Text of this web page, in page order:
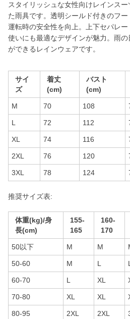
スタイリッシュな女性向けレインス
た雨具です。透明シールド付きのフ
運転時の安全性を向上。上下セパレ
使いにも最適なデザインが魅力。雨
ができるレインウェアです。
サイ
ズ
着丈
(cm)
バスト
(cm)
M 70 108
L 72 112
XL 74 116
2XL 76 120
3XL 78 124
推奨サイズ表:
体重(kg)/身
長(cm)
155-
165
160-
170
50以下 M M
50-60 M L L
60-70 L XL
70-80 XL XL
80-95 2XL 2XL